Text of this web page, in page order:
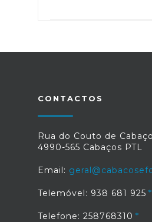
CONTACTOS
Rua do Couto de
4990-565 Cabaços PTL
Email:
Telemóvel: 938 681 925
Telefone: 258768310